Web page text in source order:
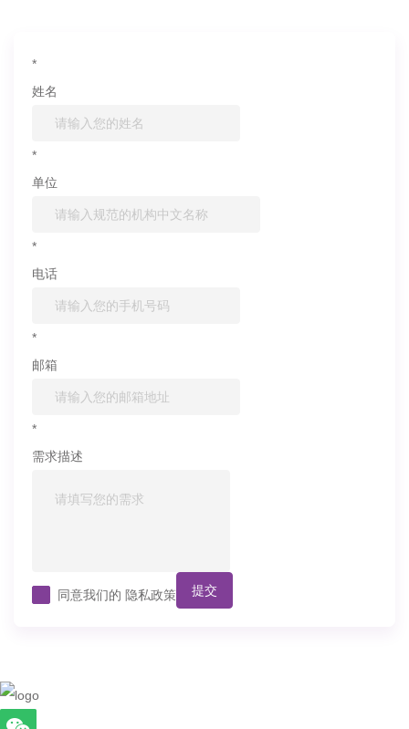
*
姓名
*
单位
*
电话
*
邮箱
*
需求描述
同意我们的 隐私政策 提交